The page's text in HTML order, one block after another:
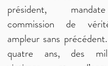
président,
commission de
ampleur sans
quatre ans, des